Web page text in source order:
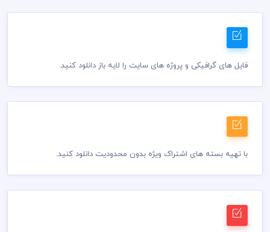
فایل های گرافیکی و پروژه های سایت را لایه باز دانلود کنید.
با تهیه بسته های اشتراک ویژه بدون محدودیت دانلود کنید.